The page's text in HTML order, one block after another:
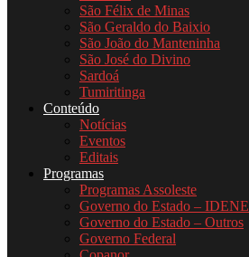
São Félix de Minas
São Geraldo do Baixio
São João do Manteninha
São José do Divino
Sardoá
Tumiritinga
Conteúdo
Notícias
Eventos
Editais
Programas
Programas Assoleste
Governo do Estado – IDENE
Governo do Estado – Outros
Governo Federal